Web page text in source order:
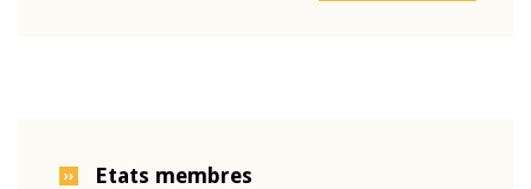
Etats membres